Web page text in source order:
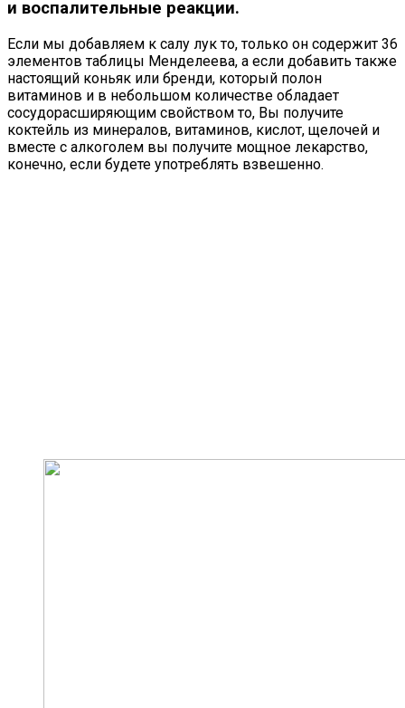
и воспалительные реакции.
Если мы добавляем к салу лук то, только он содержит 36
элементов таблицы Менделеева, а если добавить также
настоящий коньяк или бренди, который полон
витаминов и в небольшом количестве обладает
сосудорасширяющим свойством то, Вы получите
коктейль из минералов, витаминов, кислот, щелочей и
вместе с алкоголем вы получите мощное лекарство,
конечно, если будете употреблять взвешенно.